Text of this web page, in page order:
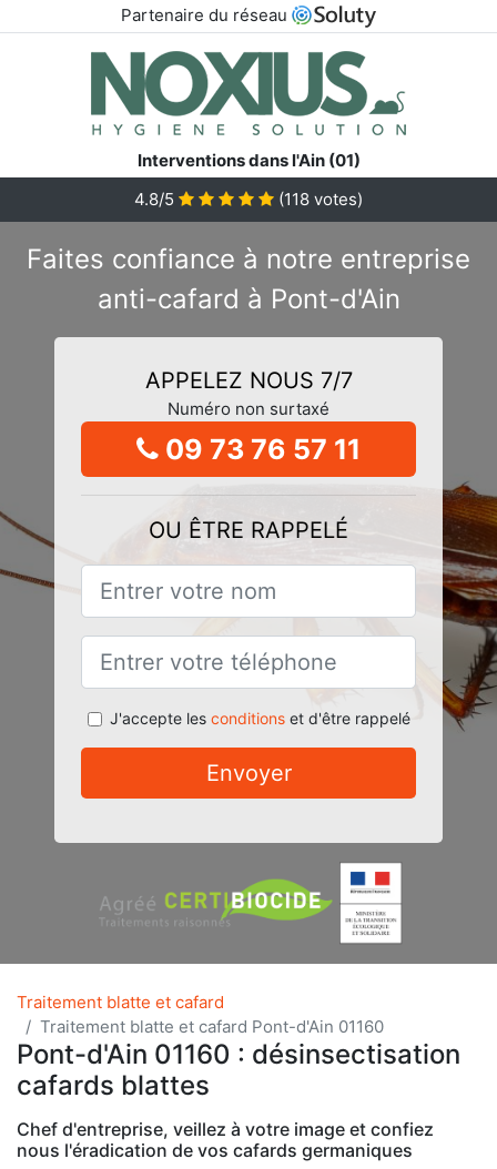
Partenaire du réseau
Interventions dans l'Ain (01)
4.8/5
(118 votes)
Faites confiance à notre entreprise
anti-cafard à Pont-d'Ain
APPELEZ NOUS 7/7
Numéro non surtaxé
09 73 76 57 11
OU ÊTRE RAPPELÉ
J'accepte les conditionset d'être rappelé
Envoyer
Traitement blatte et cafard
Traitement blatte et cafard Pont-d'Ain 01160
Pont-d'Ain 01160 : désinsectisation
cafards blattes
Chef d'entreprise, veillez à votre image et confiez
nous l'éradication de vos cafards germaniques